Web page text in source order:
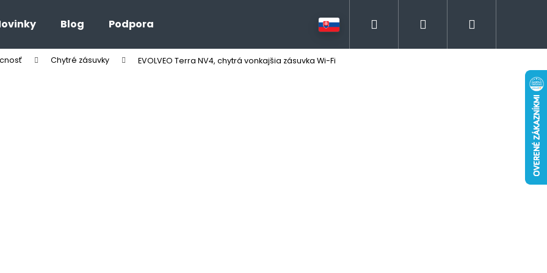
Blog Podpora Hľadať Prihlásenie
Chytré zásuvky EVOLVEO Terra NV4, chytrá vonkajšia zásuvka Wi-Fi
Čo potrebujete nájsť?